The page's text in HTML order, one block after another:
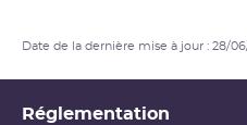
Date de la dernière mise à jour : 28/
Réglementation